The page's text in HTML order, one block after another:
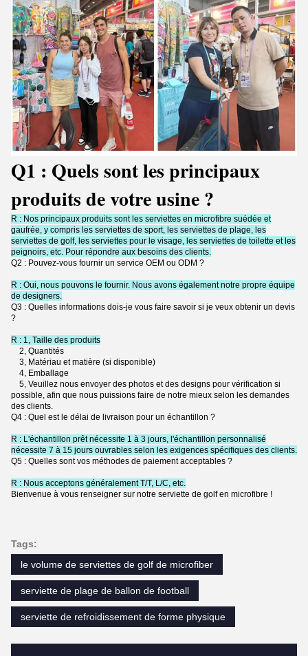
Q1 : Quels sont les principaux
produits de votre usine ?
R : Nos principaux produits sont les serviettes en microfibre suédée et
gaufrée, y compris les serviettes de sport, les serviettes de plage, les
serviettes de golf, les serviettes pour le visage, les serviettes de toilette et les
peignoirs, etc. Pour répondre aux besoins des clients.
Q2 : Pouvez-vous fournir un service OEM ou ODM ?
R : Oui, nous pouvons le fournir. Nous avons également notre propre équipe
de designers.
Q3 : Quelles informations dois-je vous faire savoir si je veux obtenir un devis
?
R : 1, Taille des produits
2, Quantités
3, Matériau et matière (si disponible)
4, Emballage
5, Veuillez nous envoyer des photos et des designs pour vérification si
possible, afin que nous puissions faire de notre mieux selon les demandes
des clients.
Q4 : Quel est le délai de livraison pour un échantillon ?
R : L'échantillon prêt nécessite 1 à 3 jours, l'échantillon personnalisé
nécessite 7 à 15 jours ouvrables selon les exigences spécifiques des clients.
Q5 : Quelles sont vos méthodes de paiement acceptables ?
R : Nous acceptons généralement T/T, L/C, etc.
Bienvenue à vous renseigner sur notre serviette de golf en microfibre !
Tags:
le volume de serviettes de golf de microfiber
serviette de plage de ballon de football
serviette de refroidissement de forme physique